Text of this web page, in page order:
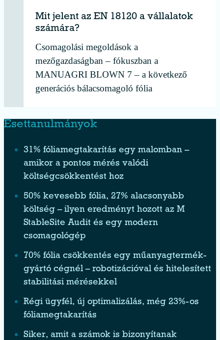
Mit jelent az EN 18120 a vállalatok
számára?
Csomagolási megoldások a
mezőgazdaságban – fókuszban a
MANUAGRI BLOWN 7 – a következő
generációs bálacsomagoló fólia
Esettanulmányok
31% fóliamegtakarítás egy malomban –
amikor a pontos mérés valódi
költségcsökkentést hoz
50% kevesebb fólia, 27% alacsonyabb
költség – ilyen eredményt hozott az M
StableSite Audit és egy modern
csomagológép
70% fólia csökkentés egy műanyagtermék-
gyártó cégnél – robotizációval és hitelesített
stabilitási mérésekkel
Régi ügyfél, új optimalizálás, még 23%-os
fóliamegtakarítás
Siker, amit a számok is bizonyítanak